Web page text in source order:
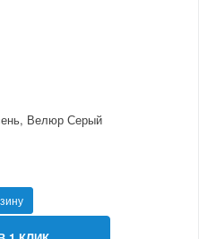
Велюр Серый